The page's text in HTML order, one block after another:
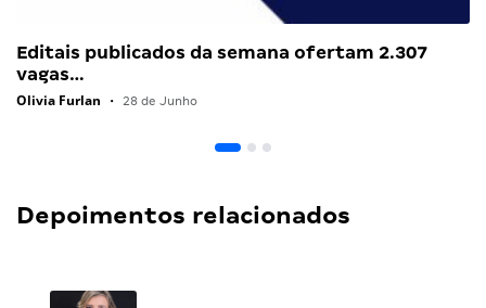
Editais publicados da semana ofertam 2.307
vagas…
Olivia Furlan • 28 de Junho
Depoimentos relacionados